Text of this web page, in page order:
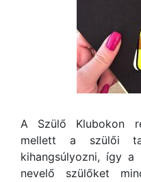
A Szülő Klubokon
mellett a szülői
kihangsúlyozni, így a
nevelő szülőket